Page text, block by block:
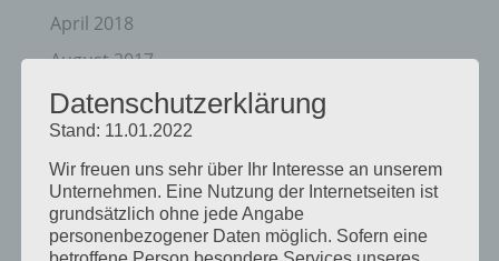
April 2018
August 2017
Juli 2017
Juni 2017
August 2016
Juli 2016
November 2015
Datenschutzerklärung
Stand: 11.01.2022
Wir freuen uns sehr über Ihr Interesse an unserem
Unternehmen. Eine Nutzung der Internetseiten ist
grundsätzlich ohne jede Angabe
personenbezogener Daten möglich. Sofern eine